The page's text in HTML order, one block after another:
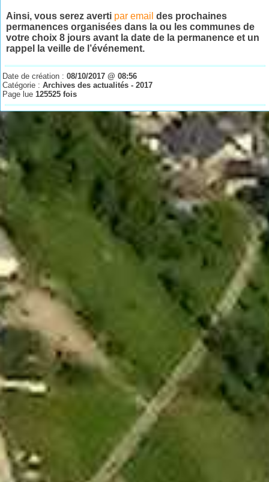
Ainsi, vous serez averti par email des prochaines
permanences organisées dans la ou les communes de
votre choix 8 jours avant la date de la permanence et un
rappel la veille de l’événement.
Date de création :08/10/2017 @ 08:56
Catégorie :Archives des actualités - 2017
Page lue 125525 fois